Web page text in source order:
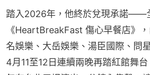
踏入2026年，他終於兌現承諾——
《HeartBreakFast 傷心早餐店》
名娛樂、大岳娛樂、湯臣國際、問
4月11至12日連續兩晚再踏紅館舞